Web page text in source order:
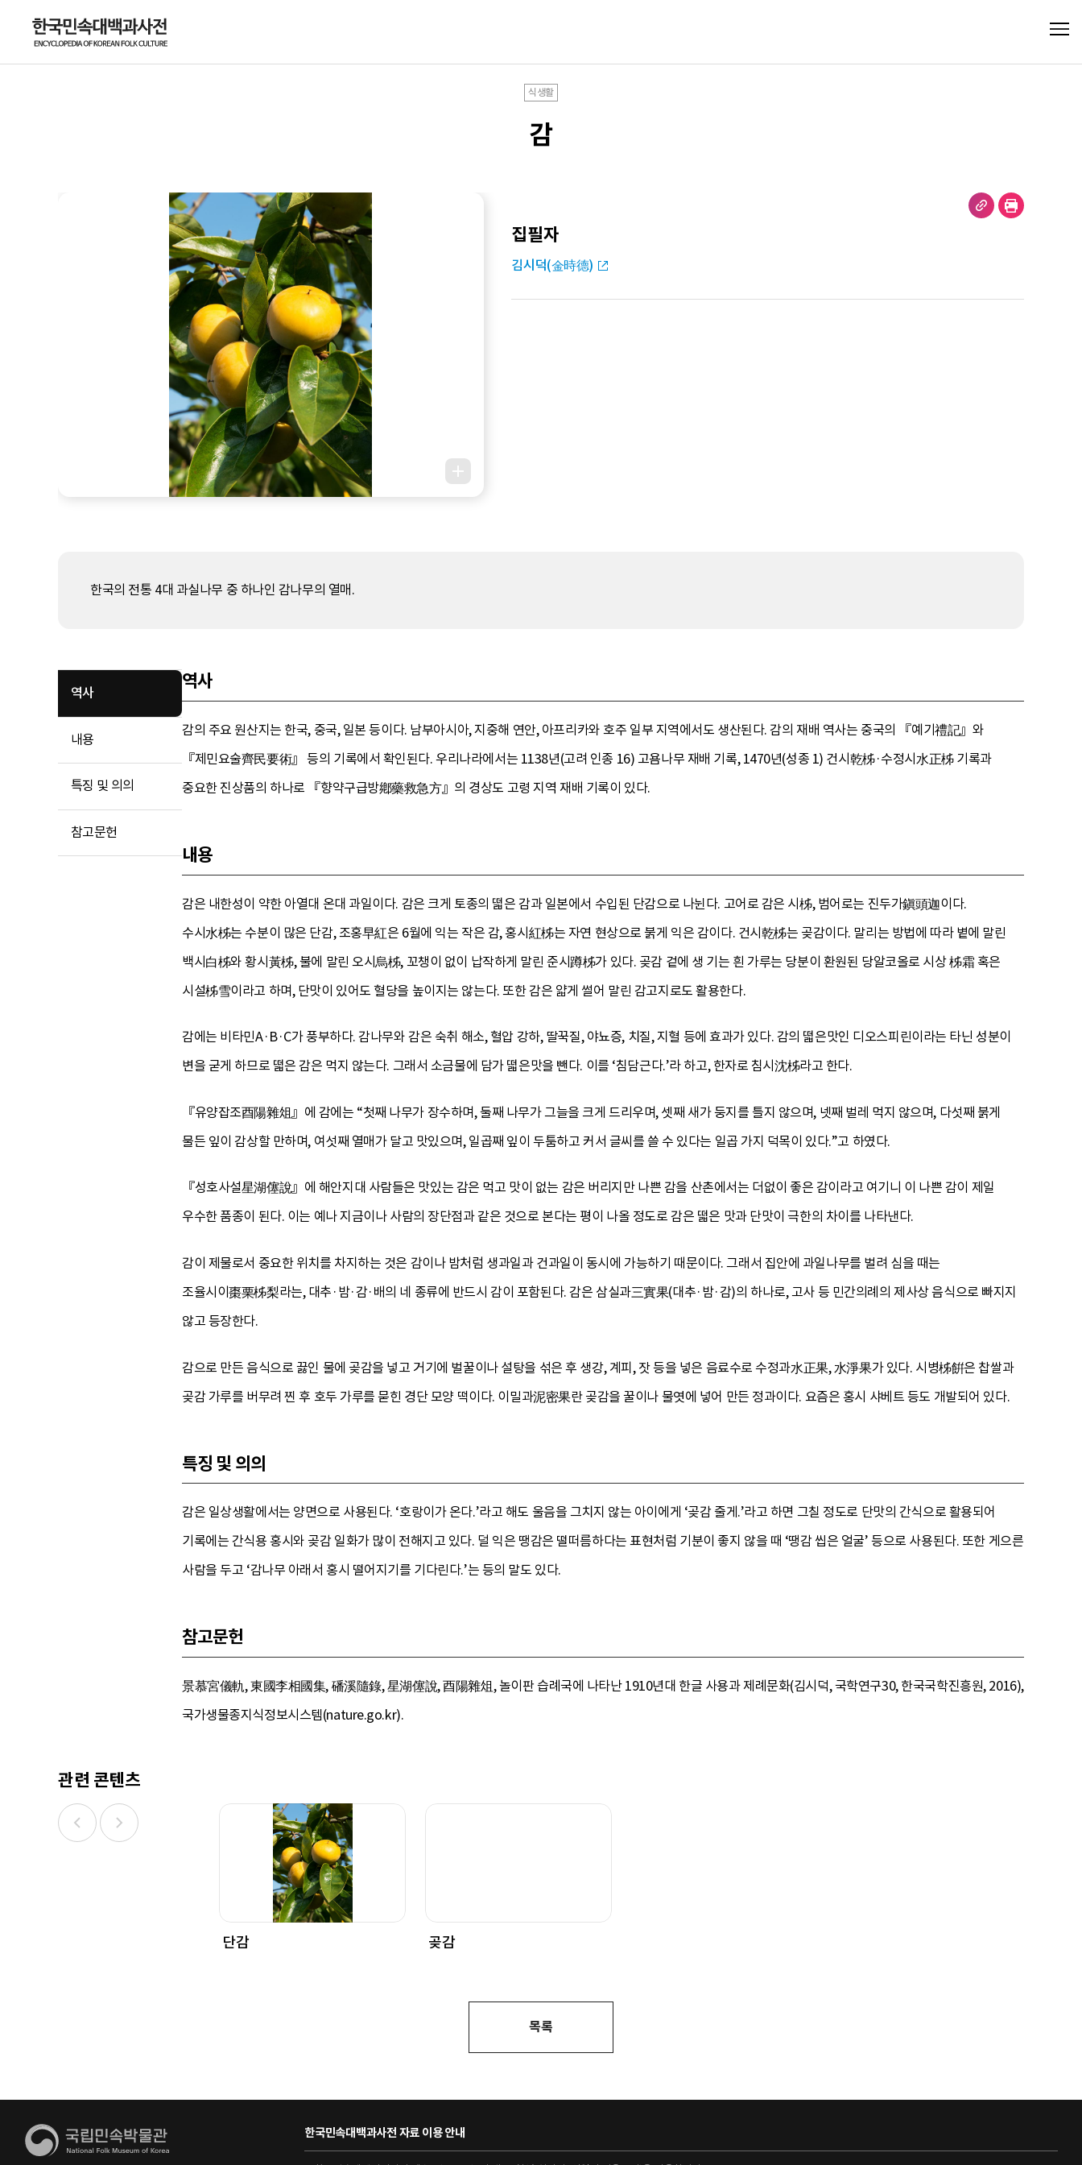
식생활
감
집필자
김시덕(金時德)
한국의 전통 4대 과실나무 중 하나인 감나무의 열매.
역사
내용
특징 및 의의
참고문헌
역사
감의 주요 원산지는 한국, 중국, 일본 등이다. 남부아시아, 지중해 연안, 아프리카와 호주 일부 지역에서도 생산된다. 감의 재배 역사는 중국의 『예기禮記』와
『제민요술齊民要術』 등의 기록에서 확인된다. 우리나라에서는 1138년(고려 인종 16) 고욤나무 재배 기록, 1470년(성종 1) 건시乾柹·수정시水正柹 기록과
중요한 진상품의 하나로 『향약구급방鄕藥救急方』의 경상도 고령 지역 재배 기록이 있다.
내용
감은 내한성이 약한 아열대 온대 과일이다. 감은 크게 토종의 떫은 감과 일본에서 수입된 단감으로 나뉜다. 고어로 감은 시柹, 범어로는 진두가鎭頭迦이다.
수시水柹는 수분이 많은 단감, 조홍早紅은 6월에 익는 작은 감, 홍시紅柹는 자연 현상으로 붉게 익은 감이다. 건시乾柹는 곶감이다. 말리는 방법에 따라 볕에 말린
백시白柹와 황시黃柹, 불에 말린 오시烏柹, 꼬챙이 없이 납작하게 말린 준시蹲柹가 있다. 곶감 겉에 생 기는 흰 가루는 당분이 환원된 당알코올로 시상 柹霜 혹은
시설柹雪이라고 하며, 단맛이 있어도 혈당을 높이지는 않는다. 또한 감은 얇게 썰어 말린 감고지로도 활용한다.
감에는 비타민A·B·C가 풍부하다. 감나무와 감은 숙취 해소, 혈압 강하, 딸꾹질, 야뇨증, 치질, 지혈 등에 효과가 있다. 감의 떫은맛인 디오스피린이라는 타닌 성분이
변을 굳게 하므로 떫은 감은 먹지 않는다. 그래서 소금물에 담가 떫은맛을 뺀다. 이를 ‘침담근다.’라 하고, 한자로 침시沈柹라고 한다.
『유양잡조酉陽雜俎』에 감에는 “첫째 나무가 장수하며, 둘째 나무가 그늘을 크게 드리우며, 셋째 새가 둥지를 틀지 않으며, 넷째 벌레 먹지 않으며, 다섯째 붉게
물든 잎이 감상할 만하며, 여섯째 열매가 달고 맛있으며, 일곱째 잎이 두툼하고 커서 글씨를 쓸 수 있다는 일곱 가지 덕목이 있다.”고 하였다.
『성호사설星湖僿說』에 해안지대 사람들은 맛있는 감은 먹고 맛이 없는 감은 버리지만 나쁜 감을 산촌에서는 더없이 좋은 감이라고 여기니 이 나쁜 감이 제일
우수한 품종이 된다. 이는 예나 지금이나 사람의 장단점과 같은 것으로 본다는 평이 나올 정도로 감은 떫은 맛과 단맛이 극한의 차이를 나타낸다.
감이 제물로서 중요한 위치를 차지하는 것은 감이나 밤처럼 생과일과 건과일이 동시에 가능하기 때문이다. 그래서 집안에 과일나무를 벌려 심을 때는
조율시이棗栗柹梨라는, 대추·밤·감·배의 네 종류에 반드시 감이 포함된다. 감은 삼실과三實果(대추·밤·감)의 하나로, 고사 등 민간의례의 제사상 음식으로 빠지지
않고 등장한다.
감으로 만든 음식으로 끓인 물에 곶감을 넣고 거기에 벌꿀이나 설탕을 섞은 후 생강, 계피, 잣 등을 넣은 음료수로 수정과水正果, 水淨果가 있다. 시병柹餠은 찹쌀과
곶감 가루를 버무려 찐 후 호두 가루를 묻힌 경단 모양 떡이다. 이밀과泥密果란 곶감을 꿀이나 물엿에 넣어 만든 정과이다. 요즘은 홍시 샤베트 등도 개발되어 있다.
특징 및 의의
감은 일상생활에서는 양면으로 사용된다. ‘호랑이가 온다.’라고 해도 울음을 그치지 않는 아이에게 ‘곶감 줄게.’라고 하면 그칠 정도로 단맛의 간식으로 활용되어
기록에는 간식용 홍시와 곶감 일화가 많이 전해지고 있다. 덜 익은 땡감은 떨떠름하다는 표현처럼 기분이 좋지 않을 때 ‘땡감 씹은 얼굴’ 등으로 사용된다. 또한 게으른
사람을 두고 ‘감나무 아래서 홍시 떨어지기를 기다린다.’는 등의 말도 있다.
참고문헌
景慕宮儀軌, 東國李相國集, 磻溪隨錄, 星湖僿說, 酉陽雜俎, 놀이판 습례국에 나타난 1910년대 한글 사용과 제례문화(김시덕, 국학연구30, 한국국학진흥원, 2016),
국가생물종지식정보시스템(nature.go.kr).
관련 콘텐츠
단감 곶감
목록
한국민속대백과사전 자료 이용 안내